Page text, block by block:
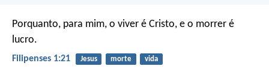
Porquanto, para mim, o viver é Cristo, e o morrer é
lucro.
Filipenses 1:21 Jesus morte vida